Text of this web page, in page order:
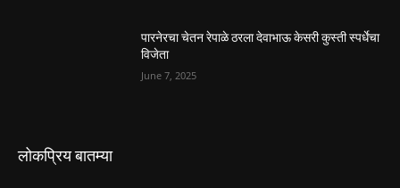
पारनेरचा चेतन रेपाळे ठरला देवाभाऊ केसरी कुस्ती स्पर्धेचा
विजेता
June 7, 2025
लोकप्रिय बातम्या